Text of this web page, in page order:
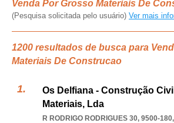
Venda Por Grosso Materiais De
(Pesquisa solicitada pelo usuário) Ver mais
1200 resultados de busca para
Materiais De Construcao
Os Delfiana - Construção
Materiais, Lda
R RODRIGO RODRIGUES 30, 9500-180,